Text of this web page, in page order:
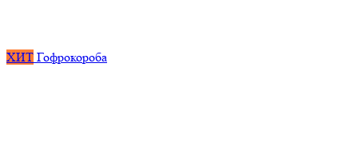
ХИТ Гофрокороба